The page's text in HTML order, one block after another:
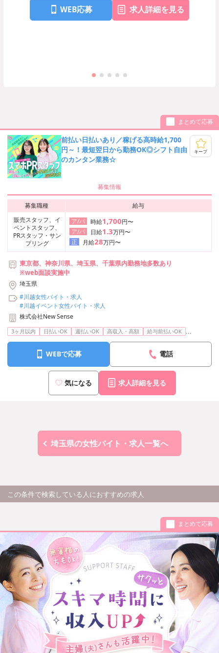
WEB応募 求人詳細を見る
まとめて応募
キープ
前払い日払いあり／稼げる高時給1,700
円～！最短翌日から勤務OK◎シフト自由
のカンタン業務☆
募集情報
募集職種
給与
販売スタッフ、イ
ベントスタッフ、
PRスタッフ・サン
プリング
ア/パ 時給1,700円〜
ア/パ
日給1.3万円〜
正
月給28万円〜
東京都、神奈川県、埼玉県、千葉県内勤務地多数あり
※web面談実施中
埼玉県
#川越女性バイト・求人
#川越イベント女性バイト・求人
株式会社New Sense
3ヶ月以内 日払いOK 週払いOK 高収入・高額 給与前払いOK ...
WEBで応募 電話
気になる 求人詳細を見る
埼玉県の女性バイト・求人一覧へ
この条件で検索している人におすすめの求人
まとめて応募